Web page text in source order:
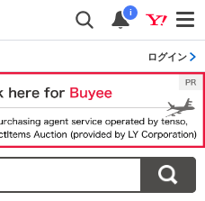
i
ログイン